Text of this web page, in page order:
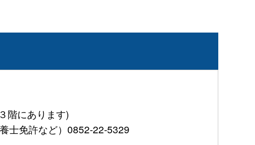
階にあります)
士免許など）0852-22-5329